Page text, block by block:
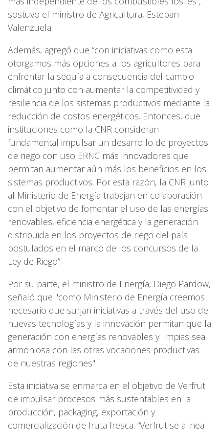
sostuvo el ministro de Agricultura, Esteban
Valenzuela.
Además, agregó que “con iniciativas como esta
otorgamos más opciones a los agricultores para
enfrentar la sequía a consecuencia del cambio
climático junto con aumentar la competitividad y
resiliencia de los sistemas productivos mediante la
reducción de costos energéticos. Entonces, que
instituciones como la CNR consideran
fundamental impulsar un desarrollo de proyectos
de riego con uso ERNC más innovadores que
permitan aumentar aún más los beneficios en los
sistemas productivos. Por esta razón, la CNR junto
al Ministerio de Energía trabajan en colaboración
con el objetivo de fomentar el uso de las energías
renovables, eficiencia energética y la generación
distribuida en los proyectos de riego del país
postulados en el marco de los concursos de la
Ley de Riego”.
Por su parte, el ministro de Energía, Diego Pardow,
señaló que "como Ministerio de Energía creemos
necesario que surjan iniciativas a través del uso de
nuevas tecnologías y la innovación permitan que la
generación con energías renovables y limpias sea
armoniosa con las otras vocaciones productivas
de nuestras regiones".
Esta iniciativa se enmarca en el objetivo de Verfrut
de impulsar procesos más sustentables en la
producción, packaging, exportación y
comercialización de fruta fresca. “Verfrut se alinea